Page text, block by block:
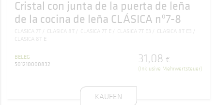
Cristal con junta de la puerta de leña
de la cocina de leña CLÁSICA nº7-8
CLASICA 7T CLASICA 8T CLASICA 7T E CLASICA 7T E3
CLASICA 8T E3
CLASICA 8T E
BELEG
501210000832
31,08 €
(Inklusive Mehrwertsteuer)
KAUFEN